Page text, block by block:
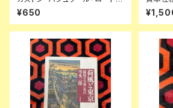
アモンの世界」平井照敏訳 初版
帯付き 装幀:米村隆 思潮社
¥650
挿絵:伊
倶楽部